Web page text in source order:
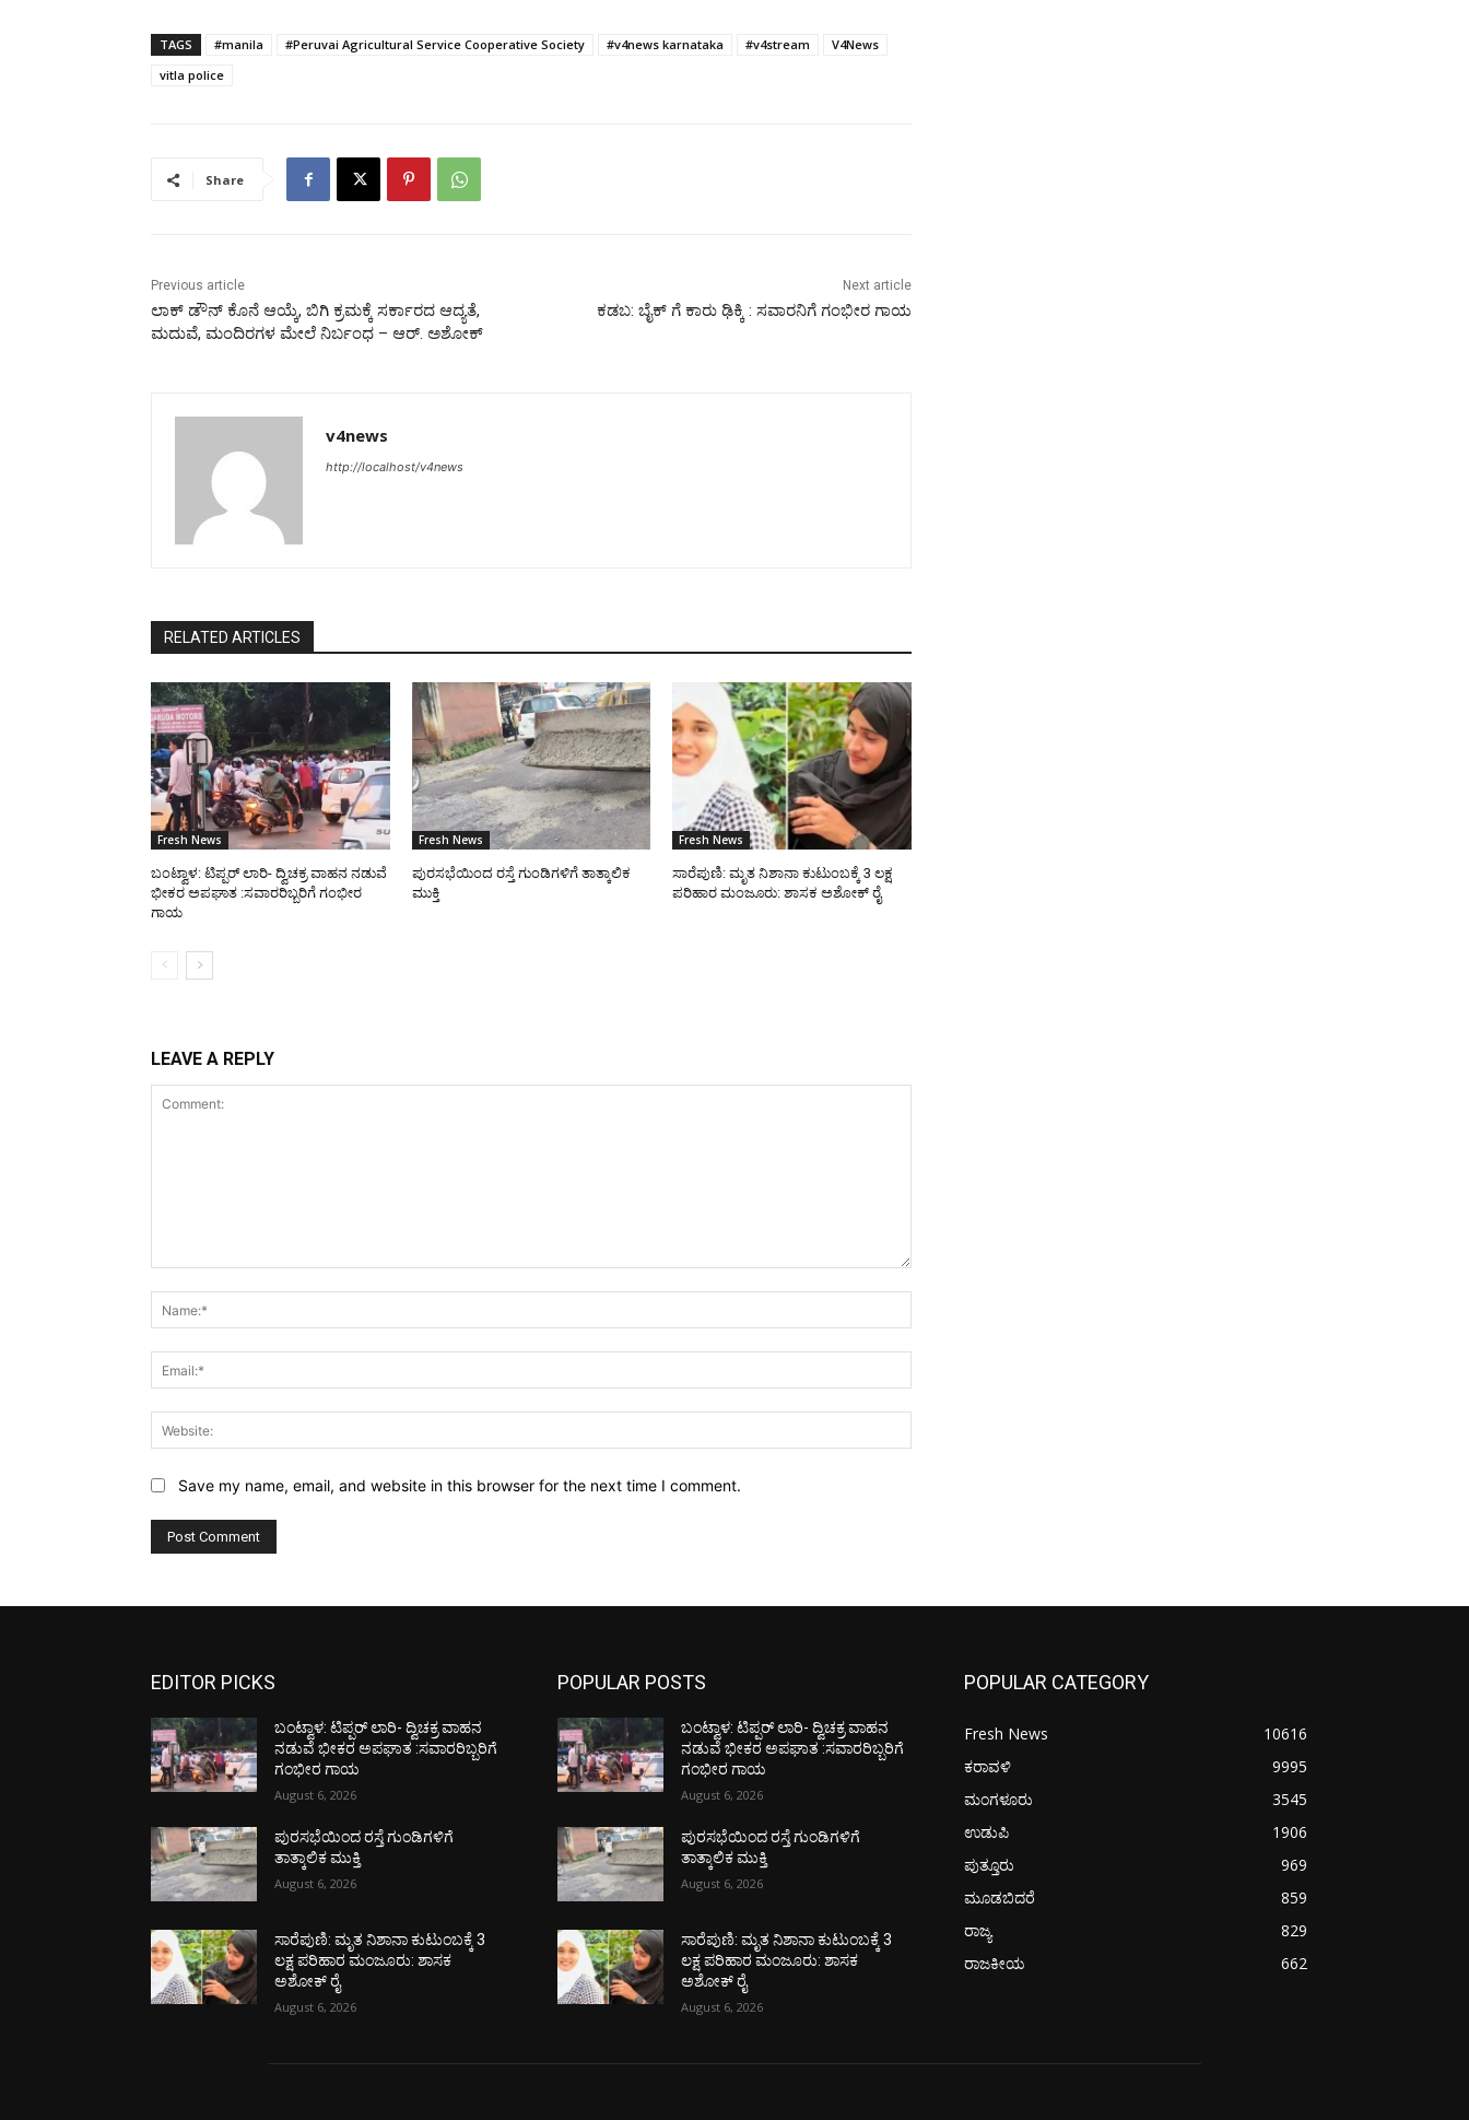
TAGS #manila #Peruvai Agricultural Service Cooperative Society #v4news karnataka #v4stream
V4News
vitla police
Share
Previous article
ಲಾಕ್ ಡೌನ್ ಕೊನೆ ಆಯ್ಕೆ, ಬಿಗಿ ಕ್ರಮಕ್ಕೆ ಸರ್ಕಾರದ ಆದ್ಯತೆ,
ಮದುವೆ, ಮಂದಿರಗಳ ಮೇಲೆ ನಿರ್ಬಂಧ – ಆರ್. ಅಶೋಕ್
Next article
ಕಡಬ: ಬೈಕ್ ಗೆ ಕಾರು ಢಿಕ್ಕಿ : ಸವಾರನಿಗೆ ಗಂಭೀರ ಗಾಯ
v4news
http://localhost/v4news
RELATED ARTICLES
Fresh News
ಬಂಟ್ವಾಳ: ಟಿಪ್ಪರ್ ಲಾರಿ- ದ್ವಿಚಕ್ರ ವಾಹನ ನಡುವೆ
ಭೀಕರ ಅಪಘಾತ :ಸವಾರರಿಬ್ಬರಿಗೆ ಗಂಭೀರ
ಗಾಯ
Fresh News
ಪುರಸಭೆಯಿಂದ ರಸ್ತೆ ಗುಂಡಿಗಳಿಗೆ ತಾತ್ಕಾಲಿಕ
ಮುಕ್ತಿ
Fresh News
ಸಾರೆಪುಣಿ: ಮೃತ ನಿಶಾನಾ ಕುಟುಂಬಕ್ಕೆ 3 ಲಕ್ಷ
ಪರಿಹಾರ ಮಂಜೂರು: ಶಾಸಕ ಅಶೋಕ್ ರೈ
LEAVE A REPLY
Save my name, email, and website in this browser for the next time I comment.
EDITOR PICKS
ಬಂಟ್ವಾಳ: ಟಿಪ್ಪರ್ ಲಾರಿ- ದ್ವಿಚಕ್ರ ವಾಹನ
ನಡುವೆ ಭೀಕರ ಅಪಘಾತ :ಸವಾರರಿಬ್ಬರಿಗೆ
ಗಂಭೀರ ಗಾಯ
August 6, 2026
ಪುರಸಭೆಯಿಂದ ರಸ್ತೆ ಗುಂಡಿಗಳಿಗೆ
ತಾತ್ಕಾಲಿಕ ಮುಕ್ತಿ
August 6, 2026
ಸಾರೆಪುಣಿ: ಮೃತ ನಿಶಾನಾ ಕುಟುಂಬಕ್ಕೆ 3
ಲಕ್ಷ ಪರಿಹಾರ ಮಂಜೂರು: ಶಾಸಕ
ಅಶೋಕ್ ರೈ
August 6, 2026
POPULAR POSTS
ಬಂಟ್ವಾಳ: ಟಿಪ್ಪರ್ ಲಾರಿ- ದ್ವಿಚಕ್ರ ವಾಹನ
ನಡುವೆ ಭೀಕರ ಅಪಘಾತ :ಸವಾರರಿಬ್ಬರಿಗೆ
ಗಂಭೀರ ಗಾಯ
August 6, 2026
ಪುರಸಭೆಯಿಂದ ರಸ್ತೆ ಗುಂಡಿಗಳಿಗೆ
ತಾತ್ಕಾಲಿಕ ಮುಕ್ತಿ
August 6, 2026
ಸಾರೆಪುಣಿ: ಮೃತ ನಿಶಾನಾ ಕುಟುಂಬಕ್ಕೆ 3
ಲಕ್ಷ ಪರಿಹಾರ ಮಂಜೂರು: ಶಾಸಕ
ಅಶೋಕ್ ರೈ
August 6, 2026
POPULAR CATEGORY
Fresh News
10616
ಕರಾವಳಿ
9995
ಮಂಗಳೂರು
3545
ಉಡುಪಿ
1906
ಪುತ್ತೂರು
969
ಮೂಡಬಿದರೆ
859
ರಾಜ್ಯ
829
ರಾಜಕೀಯ
662